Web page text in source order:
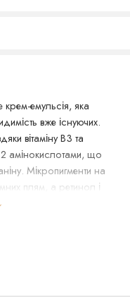
крем-емульсія, яка
вже існуючих.
вітаміну B3 та
амінокислотами, що
Мікропигменти на
плям, а ретинол і
з
вбирання після